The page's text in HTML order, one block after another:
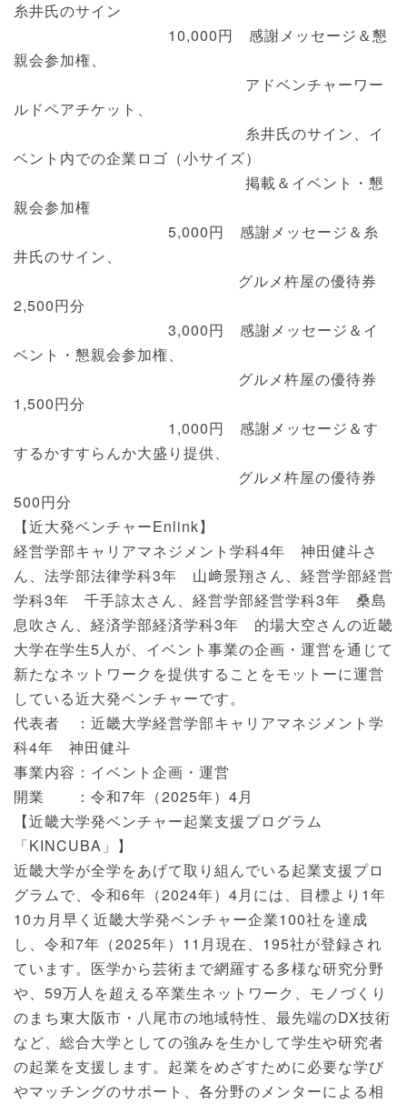
糸井氏のサイン
10,000円 感謝メッセージ＆懇
親会参加権、
アドベンチャーワー
ルドペアチケット、
糸井氏のサイン、イ
ベント内での企業ロゴ（小サイズ）
掲載＆イベント・懇
親会参加権
5,000円 感謝メッセージ＆糸
井氏のサイン、
グルメ杵屋の優待券
2,500円分
3,000円 感謝メッセージ＆イ
ベント・懇親会参加権、
グルメ杵屋の優待券
1,500円分
1,000円 感謝メッセージ＆す
するかすすらんか大盛り提供、
グルメ杵屋の優待券
500円分
【近大発ベンチャーEnlink】
経営学部キャリアマネジメント学科4年 神田健斗さ
ん、法学部法律学科3年 山﨑景翔さん、経営学部経営
学科3年 千手諒太さん、経営学部経営学科3年 桑島
息吹さん、経済学部経済学科3年 的場大空さんの近畿
大学在学生5人が、イベント事業の企画・運営を通じて
新たなネットワークを提供することをモットーに運営
している近大発ベンチャーです。
代表者 ：近畿大学経営学部キャリアマネジメント学
科4年 神田健斗
事業内容：イベント企画・運営
開業 ：令和7年（2025年）4月
【近畿大学発ベンチャー起業支援プログラム
「KINCUBA」】
近畿大学が全学をあげて取り組んでいる起業支援プロ
グラムで、令和6年（2024年）4月には、目標より1年
10カ月早く近畿大学発ベンチャー企業100社を達成
し、令和7年（2025年）11月現在、195社が登録され
ています。医学から芸術まで網羅する多様な研究分野
や、59万人を超える卒業生ネットワーク、モノづくり
のまち東大阪市・八尾市の地域特性、最先端のDX技術
など、総合大学としての強みを生かして学生や研究者
の起業を支援します。起業をめざすために必要な学び
やマッチングのサポート、各分野のメンターによる相